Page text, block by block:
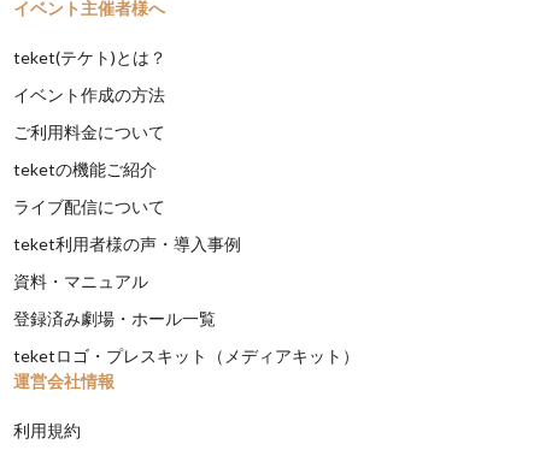
イベント主催者様へ
teket(テケト)とは？
イベント作成の方法
ご利用料金について
teketの機能ご紹介
ライブ配信について
teket利用者様の声・導入事例
資料・マニュアル
登録済み劇場・ホール一覧
teketロゴ・プレスキット（メディアキット）
運営会社情報
利用規約